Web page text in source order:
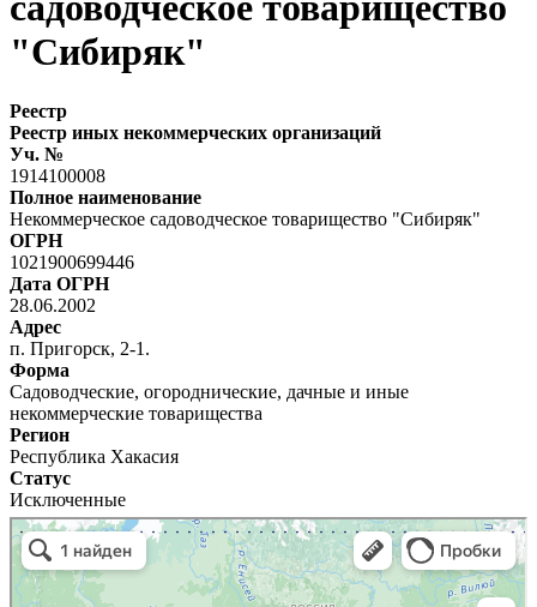
"Сибиряк"
Реестр
Реестр иных некоммерческих организаций
Уч. №
1914100008
Полное наименование
Некоммерческое садоводческое товарищество "Сибиряк"
ОГРН
1021900699446
Дата ОГРН
28.06.2002
Адрес
п. Пригорск, 2-1.
Форма
Садоводческие, огороднические, дачные и иные
некоммерческие товарищества
Регион
Республика Хакасия
Статус
Исключенные